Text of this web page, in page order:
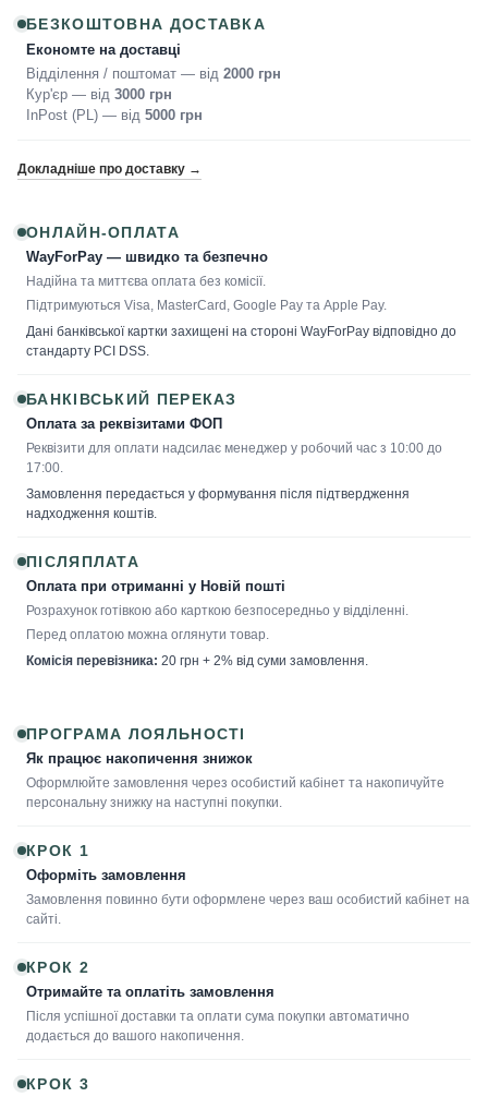
БЕЗКОШТОВНА ДОСТАВКА
Економте на доставці
Відділення / поштомат — від 2000 грн
Кур'єр — від 3000 грн
InPost (PL) — від 5000 грн
Докладніше про доставку →
ОНЛАЙН-ОПЛАТА
WayForPay — швидко та безпечно
Надійна та миттєва оплата без комісії.
Підтримуються Visa, MasterCard, Google Pay та Apple Pay.
Дані банківської картки захищені на стороні WayForPay відповідно до
стандарту PCI DSS.
БАНКІВСЬКИЙ ПЕРЕКАЗ
Оплата за реквізитами ФОП
Реквізити для оплати надсилає менеджер у робочий час з 10:00 до
17:00.
Замовлення передається у формування після підтвердження
надходження коштів.
ПІСЛЯПЛАТА
Оплата при отриманні у Новій пошті
Розрахунок готівкою або карткою безпосередньо у відділенні.
Перед оплатою можна оглянути товар.
Комісія перевізника: 20 грн + 2% від суми замовлення.
ПРОГРАМА ЛОЯЛЬНОСТІ
Як працює накопичення знижок
Оформлюйте замовлення через особистий кабінет та накопичуйте
персональну знижку на наступні покупки.
КРОК 1
Оформіть замовлення
Замовлення повинно бути оформлене через ваш особистий кабінет на
сайті.
КРОК 2
Отримайте та оплатіть замовлення
Після успішної доставки та оплати сума покупки автоматично
додається до вашого накопичення.
КРОК 3